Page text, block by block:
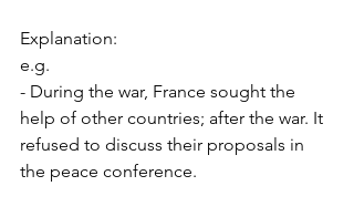
Explanation:
e.g.
- During the war, France sought the
help of other countries; after the war. It
refused to discuss their proposals in
the peace conference.